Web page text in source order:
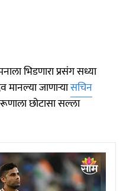
भिडणारा प्रसंग सध्या
जाणाऱ्यासचिन
छोटासा सल्ला